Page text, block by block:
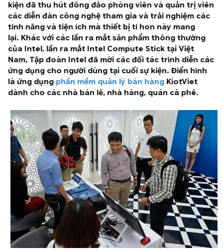
kiện đã thu hút đông đảo phóng viên và quản trị viên
các diễn đàn công nghệ tham gia và trải nghiệm các
tính năng và tiện ích mà thiết bị tí hon này mang
lại. Khác với các lần ra mắt sản phẩm thông thường
của Intel, lần ra mắt Intel Compute Stick tại Việt
Nam, Tập đoàn Intel đã mời các đối tác trình diễn các
ứng dụng cho người dùng tại cuối sự kiện. Điển hình
là ứng dụng phần mềm quản lý bán hàng KiotViet
dành cho các nhà bán lẻ, nhà hàng, quán cà phê.